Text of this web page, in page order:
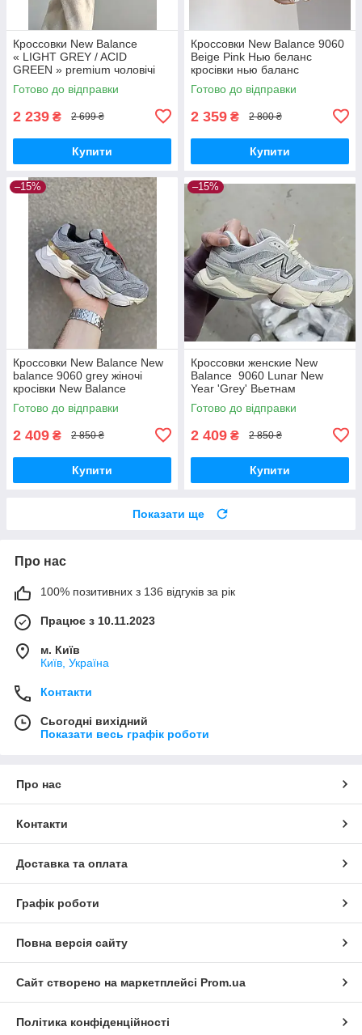
Кроссовки New Balance
« LIGHT GREY / ACID
GREEN » premium чоловічі
кросівки Вьетнам
Готово до відправки
2 239 ₴ 2 699 ₴
Купити
Кроссовки New Balance 9060
Beige Pink Нью беланс
кросівки нью баланс
Готово до відправки
2 359 ₴ 2 800 ₴
Купити
–15%
Кроссовки New Balance New
balance 9060 grey жіночі
кросівки New Balance
Готово до відправки
2 409 ₴ 2 850 ₴
Купити
–15%
Кроссовки женские New
Balance 9060 Lunar New
Year 'Grey' Вьетнам
Готово до відправки
2 409 ₴ 2 850 ₴
Купити
Показати ще
Про нас
100% позитивних з 136 відгуків за рік
Працює з 10.11.2023
м. Київ
Київ, Україна
Контакти
Сьогодні вихідний
Показати весь графік роботи
Про нас
Контакти
Доставка та оплата
Графік роботи
Повна версія сайту
Сайт створено на маркетплейсі Prom.ua
Політика конфіденційності